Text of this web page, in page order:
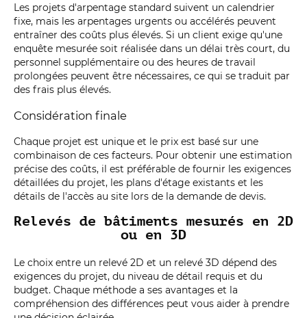
Les projets d'arpentage standard suivent un calendrier
fixe, mais les arpentages urgents ou accélérés peuvent
entraîner des coûts plus élevés. Si un client exige qu'une
enquête mesurée soit réalisée dans un délai très court, du
personnel supplémentaire ou des heures de travail
prolongées peuvent être nécessaires, ce qui se traduit par
des frais plus élevés.
Considération finale
Chaque projet est unique et le prix est basé sur une
combinaison de ces facteurs. Pour obtenir une estimation
précise des coûts, il est préférable de fournir les exigences
détaillées du projet, les plans d'étage existants et les
détails de l'accès au site lors de la demande de devis.
Relevés de bâtiments mesurés en 2D
ou en 3D
Le choix entre un relevé 2D et un relevé 3D dépend des
exigences du projet, du niveau de détail requis et du
budget. Chaque méthode a ses avantages et la
compréhension des différences peut vous aider à prendre